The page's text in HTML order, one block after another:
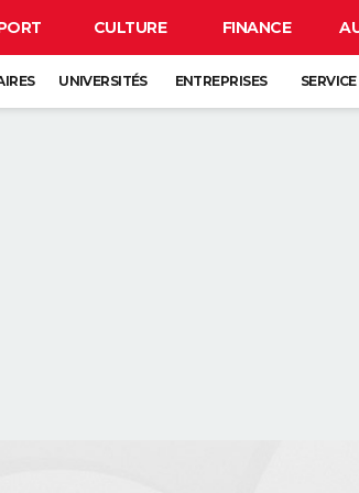
CULTURE FINANCE
UNIVERSITÉS ENTREPRISES